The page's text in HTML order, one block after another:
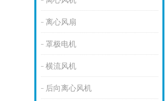
离心风扇
罩极电机
横流风机
后向离心风机